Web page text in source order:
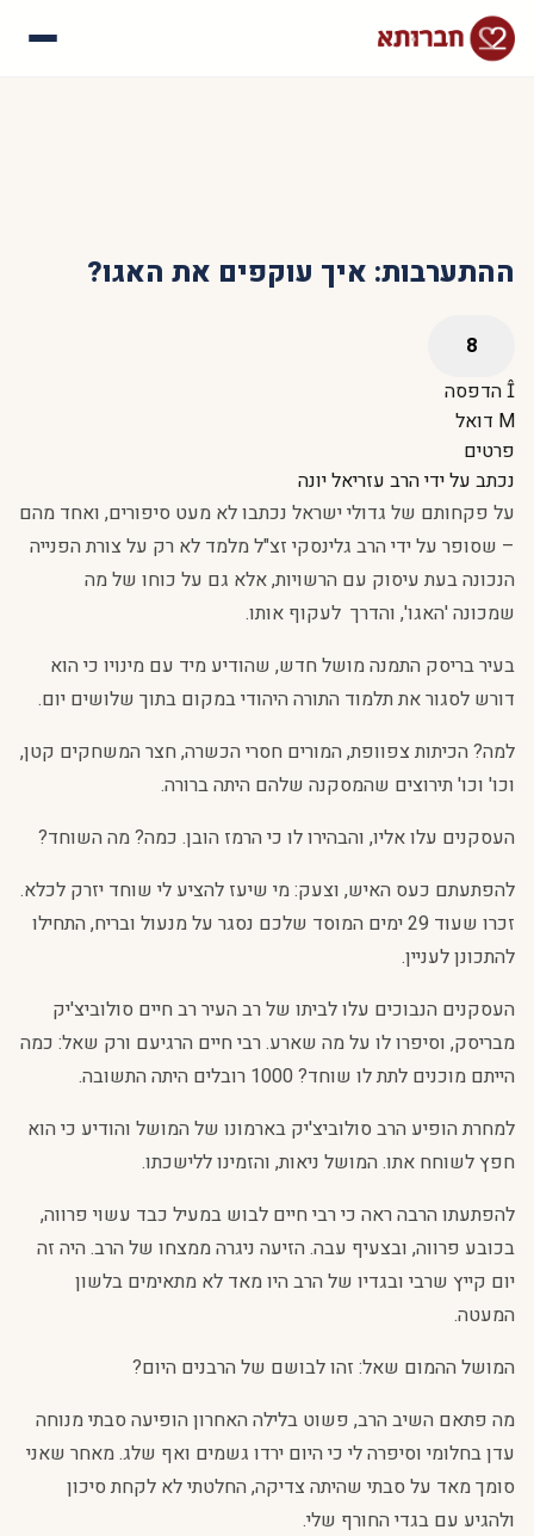
ההתערבות: איך עוקפים את האגו?
הדפסה
דואל
פרטים
נכתב על ידיהרב עזריאל יונה
על פקחותם של גדולי ישראל נכתבו לא מעט סיפורים, ואחד מהם
– שסופר על ידי הרב גלינסקי זצ"ל מלמד לא רק על צורת הפנייה
הנכונה בעת עיסוק עם הרשויות, אלא גם על כוחו של מה
שמכונה 'האגו', והדרך לעקוף אותו.
בעיר בריסק התמנה מושל חדש, שהודיע מיד עם מינויו כי הוא
דורש לסגור את תלמוד התורה היהודי במקום בתוך שלושים יום.
למה? הכיתות צפוופת, המורים חסרי הכשרה, חצר המשחקים קטן,
וכו' וכו' תירוצים שהמסקנה שלהם היתה ברורה.
העסקנים עלו אליו, והבהירו לו כי הרמז הובן. כמה? מה השוחד?
להפתעתם כעס האיש, וצעק: מי שיעז להציע לי שוחד יזרק לכלא.
זכרו שעוד 29 ימים המוסד שלכם נסגר על מנעול ובריח, התחילו
להתכונן לעניין.
העסקנים הנבוכים עלו לביתו של רב העיר רב חיים סולוביצ'יק
מבריסק, וסיפרו לו על מה שארע. רבי חיים הרגיעם ורק שאל: כמה
הייתם מוכנים לתת לו שוחד? 1000 רובלים היתה התשובה.
למחרת הופיע הרב סולוביצ'יק בארמונו של המושל והודיע כי הוא
חפץ לשוחח אתו. המושל ניאות, והזמינו ללישכתו.
להפתעתו הרבה ראה כי רבי חיים לבוש במעיל כבד עשוי פרווה,
בכובע פרווה, ובצעיף עבה. הזיעה ניגרה ממצחו של הרב. היה זה
יום קייץ שרבי ובגדיו של הרב היו מאד לא מתאימים בלשון
המעטה.
המושל ההמום שאל: זהו לבושם של הרבנים היום?
מה פתאם השיב הרב, פשוט בלילה האחרון הופיעה סבתי מנוחה
עדן בחלומי וסיפרה לי כי היום ירדו גשמים ואף שלג. מאחר שאני
סומך מאד על סבתי שהיתה צדיקה, החלטתי לא לקחת סיכון
ולהגיע עם בגדי החורף שלי.